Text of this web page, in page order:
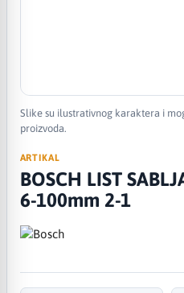
Slike su ilustrativnog karaktera i
proizvoda.
ARTIKAL
BOSCH LIST
6-100mm 2-1